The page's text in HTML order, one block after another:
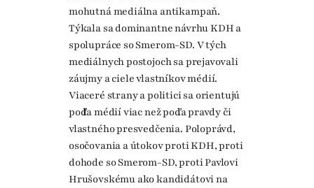
mohutná mediálna antikampaň.
Týkala sa dominantne návrhu KDH a
spolupráce so Smerom-SD. V tých
mediálnych postojoch sa prejavovali
záujmy a ciele vlastníkov médií.
Viaceré strany a politici sa orientujú
podľa médií viac než podľa pravdy či
vlastného presvedčenia. Poloprávd,
osočovania a útokov proti KDH, proti
dohode so Smerom-SD, proti Pavlovi
Hrušovskému ako kandidátovi na